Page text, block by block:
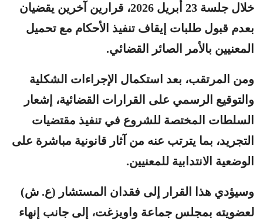
خلال جلسة 23 أبريل 2026، قرارين آخرين يقضيان
بعدم قبول طلبات إيقاف تنفيذ الأحكام مع تحميل
المعنيين بالأمر الصائر القضائي.
ومن المرتقب، بعد استكمال الإجراءات الشكلية
والتوقيع الرسمي على القرارات القضائية، إشعار
السلطات المختصة للشروع في تنفيذ مقتضيات
التجريد، بما يترتب عنه من آثار قانونية مباشرة على
الوضعية الانتدابية للمعنيين.
وسيؤدي هذا القرار إلى فقدان المستشار (ع. ش)
لعضويته بمجلس جماعة واويزغت، إلى جانب إنهاء